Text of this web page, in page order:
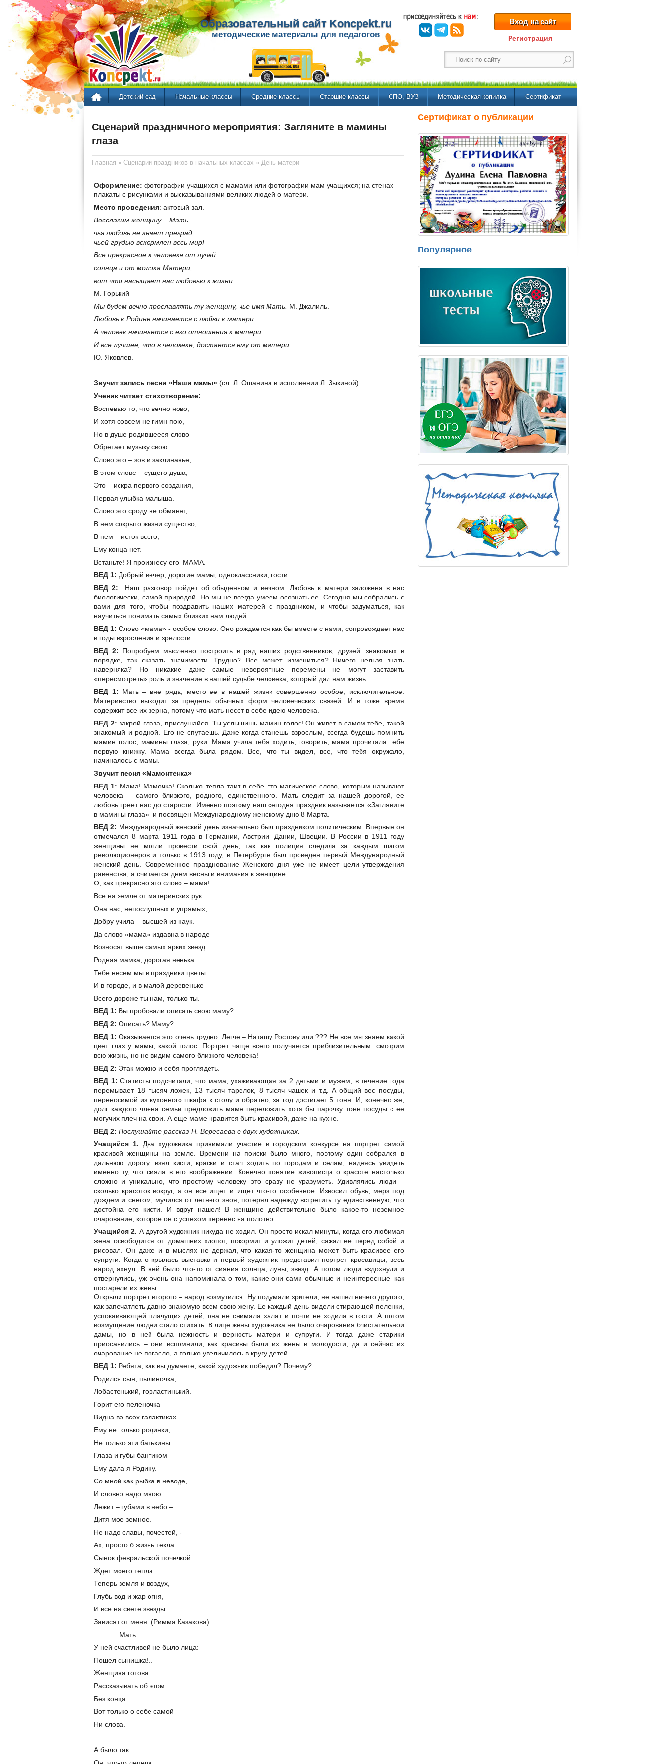
Образовательный сайт Koncpekt.ru
методические материалы для педагогов
Вход на сайт
Регистрация
Детский сад Начальные классы Средние классы Старшие классы СПО, ВУЗ Методическая копилка Сертификат
Сценарий праздничного мероприятия: Загляните в мамины
глаза
Главная » Сценарии праздников в начальных классах » День матери
Оформление: фотографии учащихся с мамами или фотографии мам учащихся; на стенах
плакаты с рисунками и высказываниями великих людей о матери.
Место проведения: актовый зал.
Восславим женщину – Мать,
чья любовь не знает преград,
чьей грудью вскормлен весь мир!
Все прекрасное в человеке от лучей
солнца и от молока Матери,
вот что насыщает нас любовью кжизни.
М. Горький
Мы будем вечно прославлять ту женщину, чье имя Мать. М. Джалиль.
Любовь к Родине начинается с любви к матери.
А человек начинается с его отношения к матери.
И все лучшее, что в человеке, достается ему от матери.
Ю. Яковлев.
Звучит запись песни «Наши мамы» (сл. Л. Ошанина в исполнении Л. Зыкиной)
Ученик читает стихотворение:
Воспеваю то, что вечно ново,
И хотя совсем не гимн пою,
Но в душе родившееся слово
Обретает музыку свою…
Слово это – зов и заклинанье,
В этом слове – сущего душа,
Это – искра первого создания,
Первая улыбка малыша.
Слово это сроду не обманет,
В нем сокрыто жизни существо,
В нем – исток всего,
Ему конца нет.
Встаньте! Я произнесу его: МАМА.
ВЕД 1: Добрый вечер, дорогие мамы, одноклассники, гости.
ВЕД 2: Наш разговор пойдет об обыденном и вечном. Любовь к матери заложена в нас
биологически, самой природой. Но мы не всегда умеем осознать ее. Сегодня мы собрались с
вами для того, чтобы поздравить наших матерей с праздником, и чтобы задуматься, как
научиться понимать самых близких нам людей.
ВЕД 1: Слово «мама» - особое слово. Оно рождается как бы вместе с нами, сопровождает нас
в годы взросления и зрелости.
ВЕД 2: Попробуем мысленно построить в ряд наших родственников, друзей, знакомых в
порядке, так сказать значимости. Трудно? Все может измениться? Ничего нельзя знать
наверняка? Но никакие даже самые невероятные перемены не могут заставить
«пересмотреть» роль и значение в нашей судьбе человека, который дал нам жизнь.
ВЕД 1: Мать – вне ряда, место ее в нашей жизни совершенно особое, исключительное.
Материнство выходит за пределы обычных форм человеческих связей. И в тоже время
содержит все их зерна, потому что мать несет в себе идею человека.
ВЕД 2: закрой глаза, прислушайся. Ты услышишь мамин голос! Он живет в самом тебе, такой
знакомый и родной. Его не спутаешь. Даже когда станешь взрослым, всегда будешь помнить
мамин голос, мамины глаза, руки. Мама учила тебя ходить, говорить, мама прочитала тебе
первую книжку. Мама всегда была рядом. Все, что ты видел, все, что тебя окружало,
начиналось с мамы.
Звучит песня «Мамонтенка»
ВЕД 1: Мама! Мамочка! Сколько тепла таит в себе это магическое слово, которым называют
человека – самого близкого, родного, единственного. Мать следит за нашей дорогой, ее
любовь греет нас до старости. Именно поэтому наш сегодня праздник называется «Загляните
в мамины глаза», и посвящен Международному женскому дню 8 Марта.
ВЕД 2: Международный женский день изначально был праздником политическим. Впервые он
отмечался 8 марта 1911 года в Германии, Австрии, Дании, Швеции. В России в 1911 году
женщины не могли провести свой день, так как полиция следила за каждым шагом
революционеров и только в 1913 году, в Петербурге был проведен первый Международный
женский день. Современное празднование Женского дня уже не имеет цели утверждения
равенства, а считается днем весны и внимания к женщине.
О, как прекрасно это слово – мама!
Все на земле от материнских рук.
Она нас, непослушных и упрямых,
Добру учила – высшей из наук.
Да слово «мама» издавна в народе
Возносят выше самых ярких звезд.
Родная мамка, дорогая ненька
Тебе несем мы в праздники цветы.
И в городе, и в малой деревеньке
Всего дороже ты нам, только ты.
ВЕД 1: Вы пробовали описать свою маму?
ВЕД 2: Описать? Маму?
ВЕД 1: Оказывается это очень трудно. Легче – Наташу Ростову или ??? Не все мы знаем какой
цвет глаз у мамы, какой голос. Портрет чаще всего получается приблизительным: смотрим
всю жизнь, но не видим самого близкого человека!
ВЕД 2: Этак можно и себя проглядеть.
ВЕД 1: Статисты подсчитали, что мама, ухаживающая за 2 детьми и мужем, в течение года
перемывает 18 тысяч ложек, 13 тысяч тарелок, 8 тысяч чашек и т.д. А общий вес посуды,
переносимой из кухонного шкафа к столу и обратно, за год достигает 5 тонн. И, конечно же,
долг каждого члена семьи предложить маме переложить хотя бы парочку тонн посуды с ее
могучих плеч на свои. А еще маме нравится быть красивой, даже на кухне.
ВЕД 2: Послушайте рассказ Н. Вересаева о двух художниках.
Учащийся 1. Два художника принимали участие в городском конкурсе на портрет самой
красивой женщины на земле. Времени на поиски было много, поэтому один собрался в
дальнюю дорогу, взял кисти, краски и стал ходить по городам и селам, надеясь увидеть
именно ту, что сияла в его воображении. Конечно понятие живописца о красоте настолько
сложно и уникально, что простому человеку это сразу не уразуметь. Удивлялись люди –
сколько красоток вокруг, а он все ищет и ищет что-то особенное. Износил обувь, мерз под
дождем и снегом, мучился от летнего зноя, потерял надежду встретить ту единственную, что
достойна его кисти. И вдруг нашел! В женщине действительно было какое-то неземное
очарование, которое он с успехом перенес на полотно.
Учащийся 2. А другой художник никуда не ходил. Он просто искал минуты, когда его любимая
жена освободится от домашних хлопот, покормит и уложит детей, сажал ее перед собой и
рисовал. Он даже и в мыслях не держал, что какая-то женщина может быть красивее его
супруги. Когда открылась выставка и первый художник представил портрет красавицы, весь
народ ахнул. В ней было что-то от сияния солнца, луны, звезд. А потом люди вздохнули и
отвернулись, уж очень она напоминала о том, какие они сами обычные и неинтересные, как
постарели их жены.
Открыли портрет второго – народ возмутился. Ну подумали зрители, не нашел ничего другого,
как запечатлеть давно знакомую всем свою жену. Ее каждый день видели стирающей пеленки,
успокаивающей плачущих детей, она не снимала халат и почти не ходила в гости. А потом
возмущение людей стало стихать. В лице жены художника не было очарования блистательной
дамы, но в ней была нежность и верность матери и супруги. И тогда даже старики
приосанились – они вспомнили, как красивы были их жены в молодости, да и сейчас их
очарование не погасло, а только увеличилось в кругу детей.
ВЕД 1: Ребята, как вы думаете, какой художник победил? Почему?
Родился сын, пылиночка,
Лобастенький, горластинький.
Горит его пеленочка –
Видна во всех галактиках.
Ему не только родинки,
Не только эти батькины
Глаза и губы бантиком –
Ему дала я Родину.
Со мной как рыбка в неводе,
И словно надо мною
Лежит – губами в небо –
Дитя мое земное.
Не надо славы, почестей, -
Ах, просто б жизнь текла.
Сынок февральской почечкой
Ждет моего тепла.
Теперь земля и воздух,
Глубь вод и жар огня,
И все на свете звезды
Зависят от меня. (Римма Казакова)
Мать.
У ней счастливей не было лица:
Пошел сынишка!..
Женщина готова
Рассказывать об этом
Без конца.
Вот только о себе самой –
Ни слова.
А было так:
Сертификат о публикации
Популярное